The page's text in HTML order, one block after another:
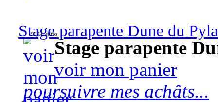
Stage parapente Dune du
90,00 euros
Stage parapente
voir mon panier
poursuivre mes achâts...